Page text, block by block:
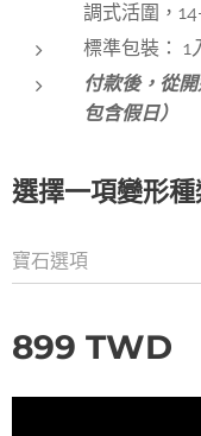
調式活圍，
標準包裝： 1
付款後，從
包含假日）
選擇一項變形種
寶石選項
899 TWD